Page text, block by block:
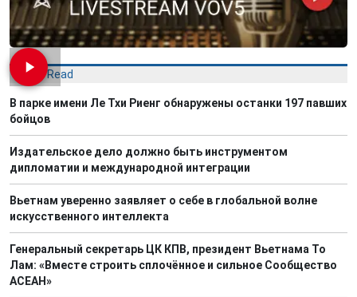
Most Read
В парке имени Ле Тхи Риенг обнаружены останки 197 павших
бойцов
Издательское дело должно быть инструментом
дипломатии и международной интеграции
Вьетнам уверенно заявляет о себе в глобальной волне
искусственного интеллекта
Генеральный секретарь ЦК КПВ, президент Вьетнама То
Лам: «Вместе строить сплочённое и сильное Сообщество
АСЕАН»